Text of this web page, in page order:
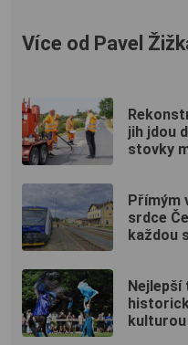
Více od Pavel
jih jdou
stovky
Přímým
srdce
každou
Nejlepší
kulturou